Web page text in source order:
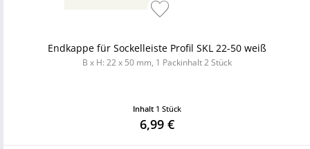
Endkappe für Sockelleiste Profil SKL 22-50 weiß
B x H: 22 x 50 mm, 1 Packinhalt 2 Stück
Inhalt 1 Stück
6,99 €